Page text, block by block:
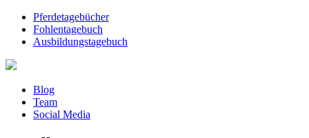
Pferdetagebücher
Fohlentagebuch
Ausbildungstagebuch
Blog
Team
Social Media